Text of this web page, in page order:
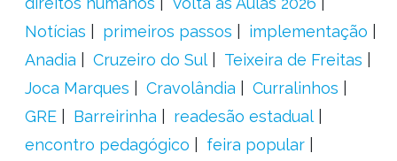
Notícias
primeiros passos
implementação
Anadia
Cruzeiro do Sul
Teixeira de Freitas
Joca Marques
Cravolândia
Curralinhos
GRE
Barreirinha
readesão estadual
encontro pedagógico
feira popular